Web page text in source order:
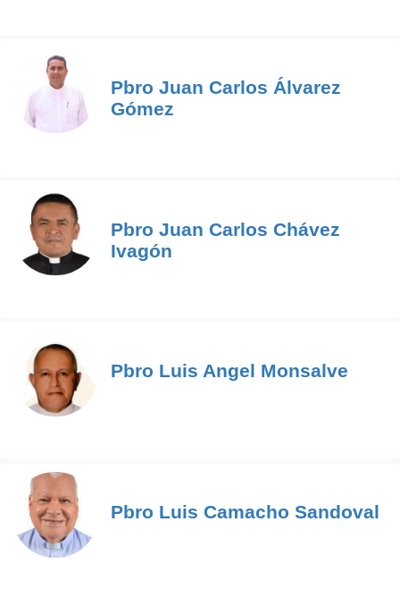
Pbro Juan Carlos Álvarez
Gómez
Pbro Juan Carlos Chávez
Ivagón
Pbro Luis Angel Monsalve
Pbro Luis Camacho Sandoval